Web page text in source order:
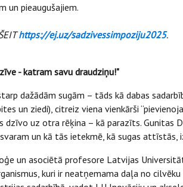
un pieaugušajiem.
https://ej.uz/sadzivessimpoziju2025.
- katram savu draudziņu!"
dažādām sugām – tāds kā dabas
un ziedi), citreiz viena vienkārši
dzīvo uz otra rēķina – kā parazīts. Gunitas
un kā tās ietekmē, kā sugas attīstās,
un asociētā profesore Latvijas
kuri ir neatņemama daļa no cilvēku